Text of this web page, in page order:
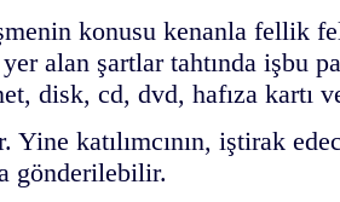
konusu kenanla fellik
yer alan şartlar tahtında
disk, cd, dvd, hafıza kartı
Yine katılımcının, iştirak
gönderilebilir.